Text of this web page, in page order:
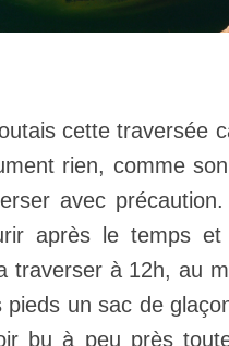
cette traversée
rien, comme
avec
après le temps et
traverser à 12h, au
pieds un sac de
bu à peu près